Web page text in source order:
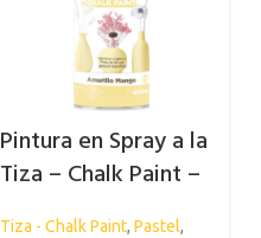
Pintura en Spray a la
Tiza – Chalk Paint –
Pastel
Tiza - Chalk Paint, Pastel,